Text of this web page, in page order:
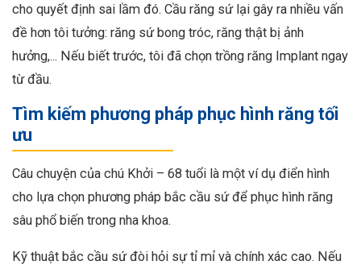
cho quyết định sai lầm đó. Cầu răng sứ lại gây ra nhiều vấn
đề hơn tôi tưởng: răng sứ bong tróc, răng thật bị ảnh
hưởng,... Nếu biết trước, tôi đã chọn trồng răng Implant ngay
từ đầu.
Tìm kiếm phương pháp phục hình răng tối
ưu
Câu chuyện của chú Khởi – 68 tuổi là một ví dụ điển hình
cho lựa chọn phương pháp bắc cầu sứ để phục hình răng
sâu phổ biến trong nha khoa.
Kỹ thuật bắc cầu sứ đòi hỏi sự tỉ mỉ và chính xác cao. Nếu